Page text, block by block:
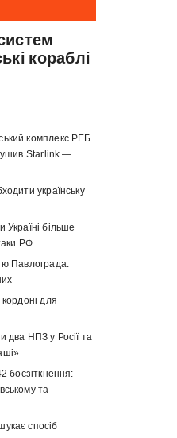
кораблі
комплекс РЕБ
Starlink —
українську
Україні більше
РФ
Павлограда:
для
два НПЗ у Росії та
боєзіткнення:
та
спосіб